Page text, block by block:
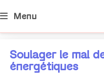
Menu
Soulager le mal
énergétiques